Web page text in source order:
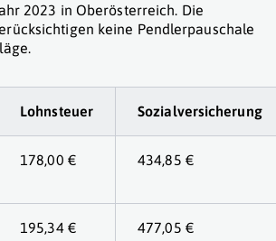
2023 in Oberösterreich. Die
keine Pendlerpauschale
Lohnsteuer Sozialversicherung
178,00 € 434,85 €
195,34 € 477,05 €